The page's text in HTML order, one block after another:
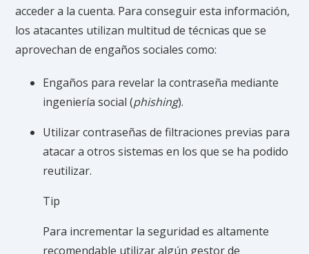
acceder a la cuenta. Para conseguir esta información,
los atacantes utilizan multitud de técnicas que se
aprovechan de engaños sociales como:
Engaños para revelar la contraseña mediante
ingeniería social (phishing).
Utilizar contraseñas de filtraciones previas para
atacar a otros sistemas en los que se ha podido
reutilizar.
Tip
Para incrementar la seguridad es altamente
recomendable utilizar algún gestor de